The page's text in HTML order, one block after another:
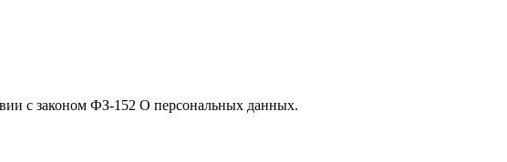
с законом ФЗ-152 О персональных данных.